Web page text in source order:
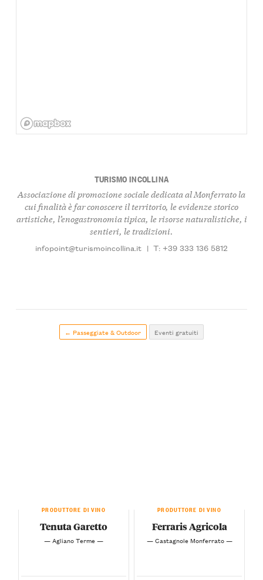
TURISMO INCOLLINA
Associazione di promozione sociale dedicata al Monferrato la
cui finalità è far conoscere il territorio, le evidenze storico
artistiche, l’enogastronomia tipica, le risorse naturalistiche, i
sentieri, le tradizioni.
infopoint@turismoincollina.it | T: +39 333 136 5812
← Passeggiate & Outdoor Eventi gratuiti
PRODUTTORE DI VINO
Tenuta Garetto
— Agliano Terme —
PRODUTTORE DI VINO
Ferraris Agricola
— Castagnole Monferrato —